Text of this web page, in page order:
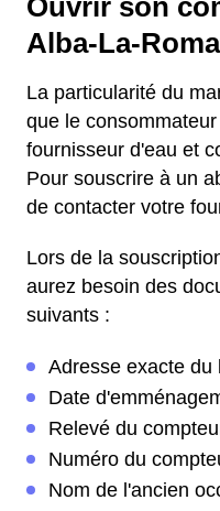
Ouvrir son
Alba-La-
La particularité du
que le
fournisseur d'eau et
Pour souscrire à un
de contacter votre
Lors de la
aurez besoin des
suivants :
Adresse exacte du
Date
Relevé du
Numéro du
Nom de l'ancien